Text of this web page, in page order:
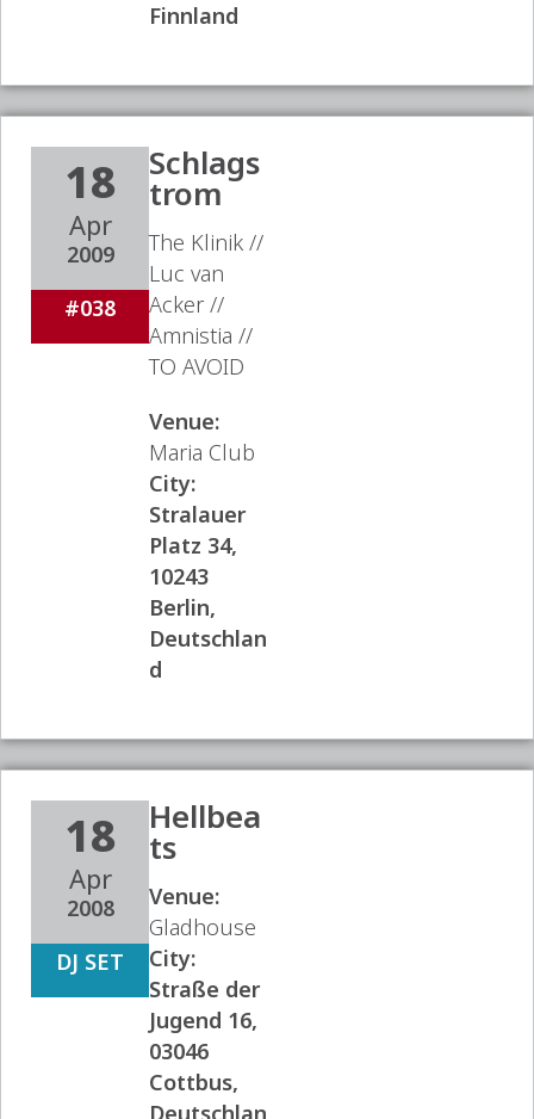
Finnland
18
Apr
2009
#038
Schlags
trom
The Klinik //
Luc van
Acker //
Amnistia //
TO AVOID
Venue:
Maria Club
City:
Stralauer
Platz 34,
10243
Berlin,
Deutschlan
d
18
Apr
2008
DJ SET
Hellbea
ts
Venue:
Gladhouse
City:
Straße der
Jugend 16,
03046
Cottbus,
Deutschlan